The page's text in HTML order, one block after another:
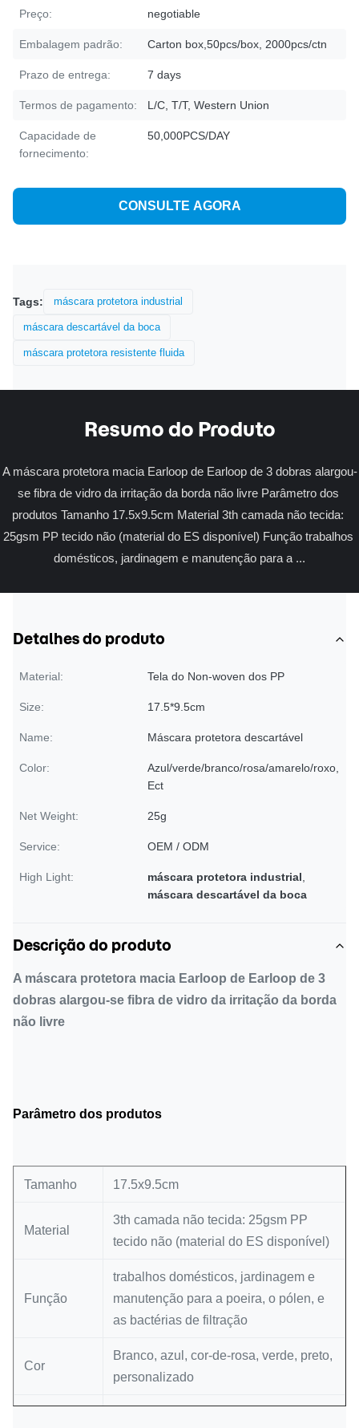
Preço: negotiable
Embalagem padrão: Carton box,50pcs/box, 2000pcs/ctn
Prazo de entrega: 7 days
Termos de pagamento: L/C, T/T, Western Union
Capacidade de
fornecimento:
50,000PCS/DAY
CONSULTE AGORA
Tags: máscara protetora industrial
máscara descartável da boca
máscara protetora resistente fluida
Resumo do Produto
A máscara protetora macia Earloop de Earloop de 3 dobras alargou-
se fibra de vidro da irritação da borda não livre Parâmetro dos
produtos Tamanho 17.5x9.5cm Material 3th camada não tecida:
25gsm PP tecido não (material do ES disponível) Função trabalhos
domésticos, jardinagem e manutenção para a ...
Detalhes do produto
Material: Tela do Non-woven dos PP
Size: 17.5*9.5cm
Name: Máscara protetora descartável
Color:
Azul/verde/branco/rosa/amarelo/roxo,
Ect
Net Weight: 25g
Service: OEM / ODM
High Light: máscara protetora industrial
máscara descartável da boca
Descrição do produto
A máscara protetora macia Earloop de Earloop de 3
dobras alargou-se fibra de vidro da irritação da borda
não livre
Parâmetro dos produtos
Tamanho 17.5x9.5cm
Material
3th camada não tecida: 25gsm PP
tecido não (material do ES disponível)
Função
trabalhos domésticos, jardinagem e
manutenção para a poeira, o pólen, e
as bactérias de filtração
Cor
Branco, azul, cor-de-rosa, verde, preto,
personalizado